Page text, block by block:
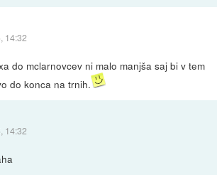
14:32
do mclarnovcev ni malo manjša saj bi v tem
do konca na trnih.
14:32